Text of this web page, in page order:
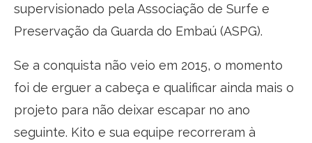
supervisionado pela Associação de Surfe e
Preservação da Guarda do Embaú (ASPG).
Se a conquista não veio em 2015, o momento
foi de erguer a cabeça e qualificar ainda mais o
projeto para não deixar escapar no ano
seguinte. Kito e sua equipe recorreram à